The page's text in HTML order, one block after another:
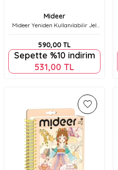
Mideer
Mideer Yeniden Kullanılabilir Jel
Md1244
590,00 TL
Sepette %10 indirim
531,00 TL